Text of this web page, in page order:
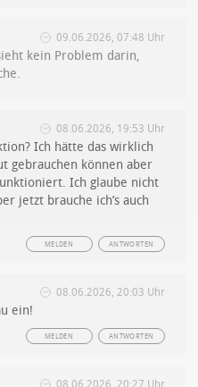
09.06.2026, 07:48 Uhr
kein Problem darin,
08.06.2026, 19:53 Uhr
Ich hätte das wirklich
gebrauchen können aber
Ich glaube nicht
jetzt brauche ich’s auch
ANTWORTEN
MELDEN
08.06.2026, 20:03 Uhr
ein!
ANTWORTEN
MELDEN
08.06.2026, 20:27 Uhr